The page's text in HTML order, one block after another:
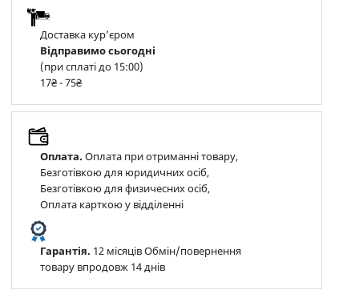
Доставка курʼєром
Відправимо сьогодні
(при сплаті до 15:00)
17₴ - 75₴
Оплата. Оплата при отриманні товару,
Безготівкою для юридичних осіб,
Безготівкою для физичесних осіб,
Оплата карткою у відділенні
Гарантія. 12 місяців Обмін/повернення
товару впродовж 14 днів